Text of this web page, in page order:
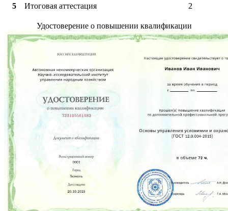
5 Итоговая аттестация 2
Удостоверение о повышении квалификации